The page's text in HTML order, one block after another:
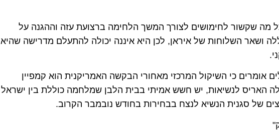
מה שקשור לחימושים לצורך המשך הלחימה ברצועת עזה וההגנה על
ושאר השלוחות של איראן, לכן היא איננה יכולה להתעלם מדרישה שהיא
אומרים כי השיקול המרכזי מאחורי הבקשה האמריקנית הוא קמפיין
האריס לנשיאות, יש חשש אמיתי בבית הלבן שמלחמה כוללת בין ישראל
של סגנית הנשיא לנצח בבחירות בחודש נובמבר הקרוב.